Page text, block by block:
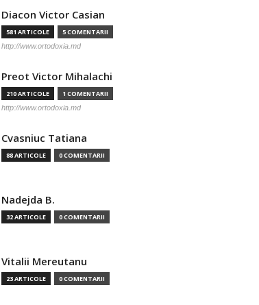
Diacon Victor Casian
581 ARTICOLE 5 COMENTARII
http://www.ortodoxia.md
Preot Victor Mihalachi
210 ARTICOLE 1 COMENTARII
http://www.ortodoxia.md
Cvasniuc Tatiana
88 ARTICOLE 0 COMENTARII
Nadejda B.
32 ARTICOLE 0 COMENTARII
Vitalii Mereutanu
23 ARTICOLE 0 COMENTARII